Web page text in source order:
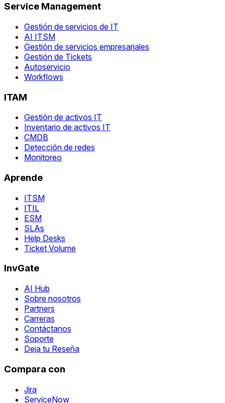
Service Management
Gestión de servicios de IT
AI ITSM
Gestión de servicios empresariales
Gestión de Tickets
Autoservicio
Workflows
ITAM
Gestión de activos IT
Inventario de activos IT
CMDB
Detección de redes
Monitoreo
Aprende
ITSM
ITIL
ESM
SLAs
Help Desks
Ticket Volume
InvGate
AI Hub
Sobre nosotros
Partners
Carreras
Contáctanos
Soporte
Deja tu Reseña
Compara con
Jira
ServiceNow